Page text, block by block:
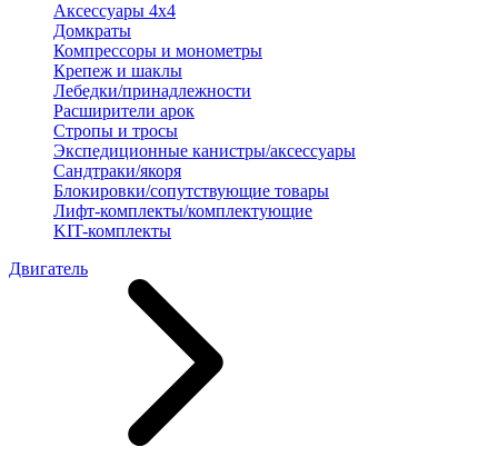
Аксессуары 4х4
Домкраты
Компрессоры и монометры
Крепеж и шаклы
Лебедки/принадлежности
Расширители арок
Стропы и тросы
Экспедиционные канистры/аксессуары
Сандтраки/якоря
Блокировки/сопутствующие товары
Лифт-комплекты/комплектующие
KIT-комплекты
Двигатель